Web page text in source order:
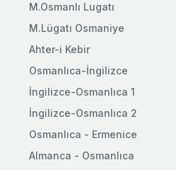
M.Osmanlı Lugatı
M.Lügatı Osmaniye
Ahter-i Kebir
Osmanlıca-İngilizce
İngilizce-Osmanlıca 1
İngilizce-Osmanlıca 2
Osmanlıca - Ermenice
Almanca - Osmanlıca